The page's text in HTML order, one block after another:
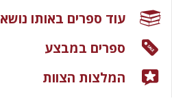
עוד ספרים באותו נושא
ספרים במבצע
המלצות הצוות